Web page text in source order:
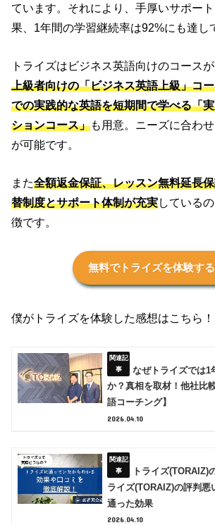
ています。それにより、手厚いサポー
果、1年間の学習継続率は92%にも達し
トライズはビジネス英語向けのコースが
上級者向けの「ビジネス英語上級」コ
での実践的な英語を短期間で学べる「
ションコース」も用意。ニーズに合わ
が可能です。
また全額返金保証、レッスン無料延長
替制度とサポート体制が充実している
徴です。
無料でトライズを体験する
僕がトライズを体験した感想はこちら！
なぜトライズでは1
か？真相を取材！他社比
語コーチング】
2026.04.10
トライズ(TORAIZ)
ライズ(TORAIZ)の評判悪
通った効果
2026.04.10